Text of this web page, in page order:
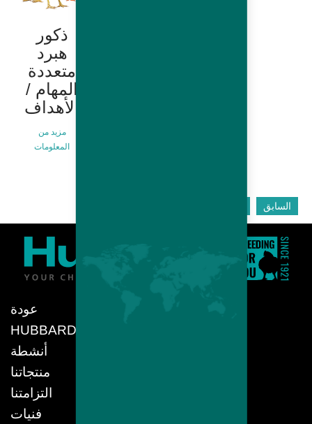
ذكور
هبرد
متعددة
المهام /
الأهداف
مزيد من
المعلومات
السابق
عودة
HUBBARD
أنشطة
منتجاتنا
التزامتنا
فنيات